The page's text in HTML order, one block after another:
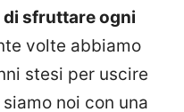
sfruttare ogni
volte abbiamo
stesi per uscire
noi con una